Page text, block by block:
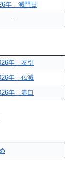
年｜滅門日
–
年｜友引
年｜仏滅
年｜赤口